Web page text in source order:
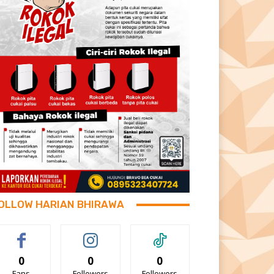
HARIAN BHIRAWA
0 0 0